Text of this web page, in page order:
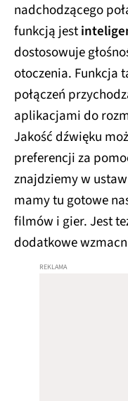
nadchodzącego
funkcją jest
dostosowuje
otoczenia. Funkcja
połączeń
aplikacjami do
Jakość dźwięku
preferencji za
znajdziemy w
mamy tu gotowe
filmów i gier. Jest
dodatkowe